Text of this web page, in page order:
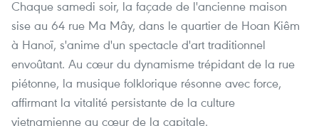
Chaque samedi soir, la façade de l'ancienne maison
sise au 64 rue Ma Mây, dans le quartier de Hoan Kiêm
à Hanoï, s'anime d'un spectacle d'art traditionnel
envoûtant. Au cœur du dynamisme trépidant de la rue
piétonne, la musique folklorique résonne avec force,
affirmant la vitalité persistante de la culture
vietnamienne au cœur de la capitale.